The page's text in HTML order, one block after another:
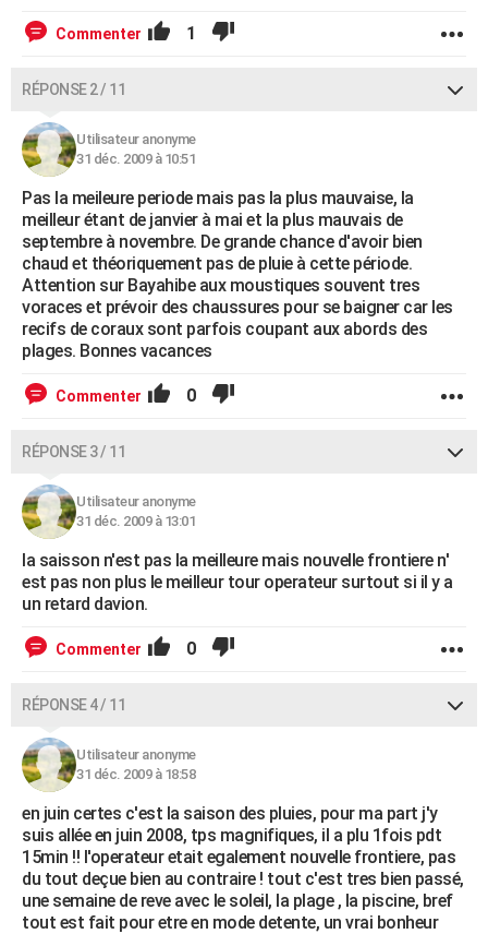
Commenter 1
RÉPONSE 2 / 11
Utilisateur anonyme
31 déc. 2009 à 10:51
Pas la meileure periode mais pas la plus mauvaise, la
meilleur étant de janvier à mai et la plus mauvais de
septembre à novembre. De grande chance d'avoir bien
chaud et théoriquement pas de pluie à cette période.
Attention sur Bayahibe aux moustiques souvent tres
voraces et prévoir des chaussures pour se baigner car les
recifs de coraux sont parfois coupant aux abords des
plages. Bonnes vacances
Commenter 0
RÉPONSE 3 / 11
Utilisateur anonyme
31 déc. 2009 à 13:01
la saisson n'est pas la meilleure mais nouvelle frontiere n'
est pas non plus le meilleur tour operateur surtout si il y a
un retard davion.
Commenter 0
RÉPONSE 4 / 11
Utilisateur anonyme
31 déc. 2009 à 18:58
en juin certes c'est la saison des pluies, pour ma part j'y
suis allée en juin 2008, tps magnifiques, il a plu 1fois pdt
15min !! l'operateur etait egalement nouvelle frontiere, pas
du tout deçue bien au contraire ! tout c'est tres bien passé,
une semaine de reve avec le soleil, la plage , la piscine, bref
tout est fait pour etre en mode detente, un vrai bonheur